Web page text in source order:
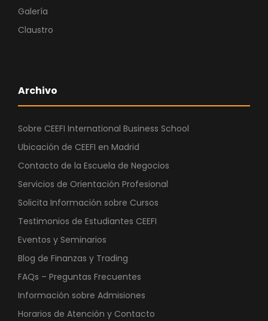
Galería
Claustro
Archivo
Sobre CEEFI International Business School
Ubicación de CEEFI en Madrid
Contacto de la Escuela de Negocios
Servicios de Orientación Profesional
Solicita Información sobre Cursos
Testimonios de Estudiantes CEEFI
Eventos y Seminarios
Blog de Finanzas y Trading
FAQs – Preguntas Frecuentes
Información sobre Admisiones
Horarios de Atención y Contacto